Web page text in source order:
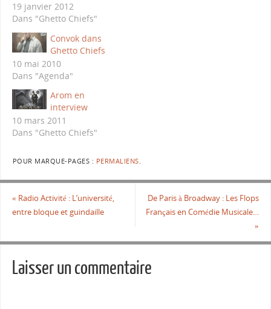
19 janvier 2012
Dans "Ghetto Chiefs"
Convok dans
Ghetto Chiefs
10 mai 2010
Dans "Agenda"
Arom en
interview
10 mars 2011
Dans "Ghetto Chiefs"
POUR MARQUE-PAGES : PERMALIENS
« Radio Activité : L’université,
entre bloque et guindaille
De Paris à Broadway : Les Flops
Français en Comédie Musicale…
»
Laisser un commentaire